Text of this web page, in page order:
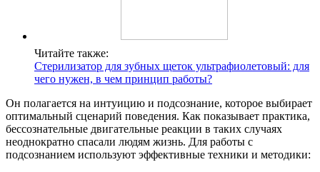
Читайте также:
Стерилизатор для зубных щеток ультрафиолетовый: для
чего нужен, в чем принцип работы?
Он полагается на интуицию и подсознание, которое выбирает
оптимальный сценарий поведения. Как показывает практика,
бессознательные двигательные реакции в таких случаях
неоднократно спасали людям жизнь. Для работы с
подсознанием используют эффективные техники и методики: